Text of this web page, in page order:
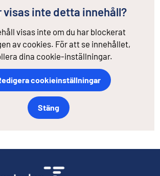
visas inte detta innehåll?
visas inte om du har blockerat
av cookies. För att se innehållet,
dina cookie-inställningar.
cookieinställningar
Stäng